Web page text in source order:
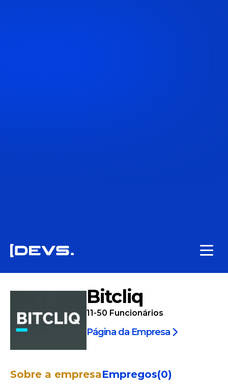
Bitcliq
11-50 Funcionários
Página da Empresa
Sobre a empresaEmpregos(0)